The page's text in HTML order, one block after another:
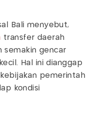
Bali menyebut,
transfer daerah
semakin gencar
Hal ini dianggap
pemerintah
kondisi